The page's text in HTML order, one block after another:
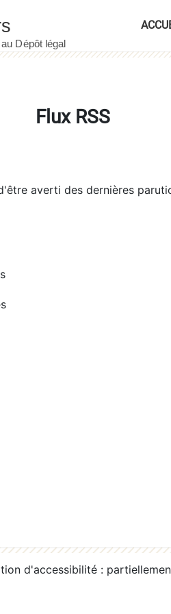
Flux RSS
averti des dernières
d'accessibilité :